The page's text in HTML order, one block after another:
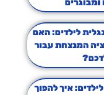
ומבוגרים
לילדים: האם
המנצחת עבור
איך להפוך